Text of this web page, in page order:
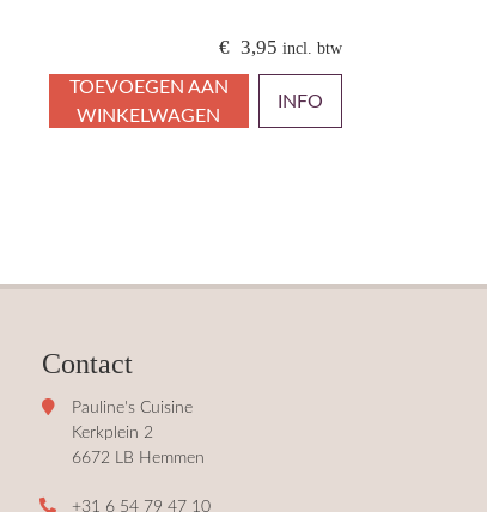
€ 3,95 incl. btw
TOEVOEGEN AAN
WINKELWAGEN
INFO
Contact
Pauline's Cuisine
Kerkplein 2
6672 LB Hemmen
+31 6 54 79 47 10